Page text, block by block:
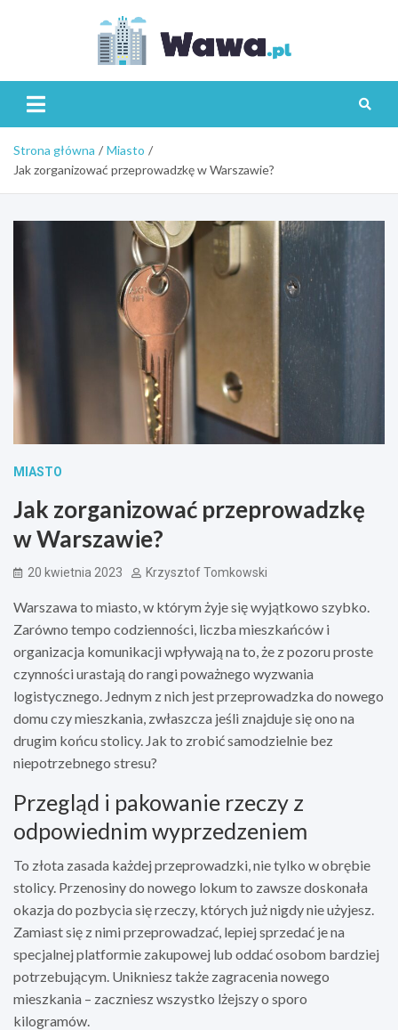
Strona główna
Miasto
Jak zorganizować przeprowadzkę w Warszawie?
MIASTO
Jak zorganizować przeprowadzkę
w Warszawie?
20 kwietnia 2023 Krzysztof Tomkowski
Warszawa to miasto, w którym żyje się wyjątkowo szybko.
Zarówno tempo codzienności, liczba mieszkańców i
organizacja komunikacji wpływają na to, że z pozoru proste
czynności urastają do rangi poważnego wyzwania
logistycznego. Jednym z nich jest przeprowadzka do nowego
domu czy mieszkania, zwłaszcza jeśli znajduje się ono na
drugim końcu stolicy. Jak to zrobić samodzielnie bez
niepotrzebnego stresu?
Przegląd i pakowanie rzeczy z
odpowiednim wyprzedzeniem
To złota zasada każdej przeprowadzki, nie tylko w obrębie
stolicy. Przenosiny do nowego lokum to zawsze doskonała
okazja do pozbycia się rzeczy, których już nigdy nie użyjesz.
Zamiast się z nimi przeprowadzać, lepiej sprzedać je na
specjalnej platformie zakupowej lub oddać osobom bardziej
potrzebującym. Unikniesz także zagracenia nowego
mieszkania – zaczniesz wszystko lżejszy o sporo
kilogramów.